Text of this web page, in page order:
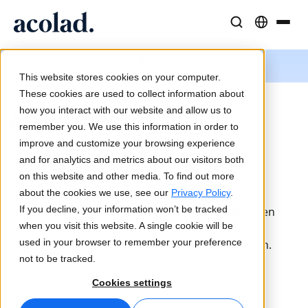
This website stores cookies on your computer.
These cookies are used to collect information about
how you interact with our website and allow us to
remember you. We use this information in order to
improve and customize your browsing experience
and for analytics and metrics about our visitors both
on this website and other media. To find out more
about the cookies we use, see our Privacy Policy.
If you decline, your information won’t be tracked
when you visit this website. A single cookie will be
used in your browser to remember your preference
not to be tracked.
Cookies settings
Käännös
Tekoälyn nopeus, inhimillinen tarkkuus
Tulkkaus
Saumatonta viestintää missä tahansa
Media ja viihde
Tuo tarinat joka näytölle
Konsultointi ja ulkoistus
Lia Translate
Välittömiä brändin mukaisia käännöksiä
Lia Live
Uusi näkökulma tulkkaukseen
Yhteydet
Työnkulkujen integrointi yksinkertaistettuna
AI-tulkkaus
Menestystarinat
Todellisia tuloksia asiakkailtamme
Artikkelit
Asiantuntijanäkemyksiä globaalista sisällöstä
E-kirjat
Syvällisiä oppaita ja strategioita
On-demand-webinaarit
Tietoa Acolad
Kestävyys
Kumppanit
Uutiset
Asiakaskeskus
Acolad pyrkii kehittämään erityisen suhteen
asiakkaisiinsa. Uskomme, että onnistuneeseen
kumppanuuteen kuuluu luottamus. Olemme
matkallamme koonneet eri toimialojen
asiantuntemusta, joka palvelee yrityksesi kaltaisten
vauhdikkaiden ja nopeasti kasvavien toimijoiden
tarpeita niiden pyrkiessä kansainväliseen kasvuun.